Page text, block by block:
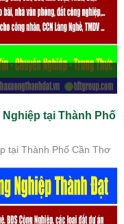
tại Thành Phố
tại Thành Phố Cần Thơ